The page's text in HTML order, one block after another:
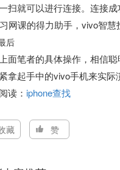
扫就可以进行连接。连接
后
面笔者的具体操作，相信
拿起手中的vivo手机来实际
读： iphone查找
藏 赞